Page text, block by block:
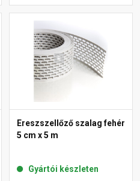
Ereszszellőző szalag fehér
5 cm x 5 m
Gyártói készleten